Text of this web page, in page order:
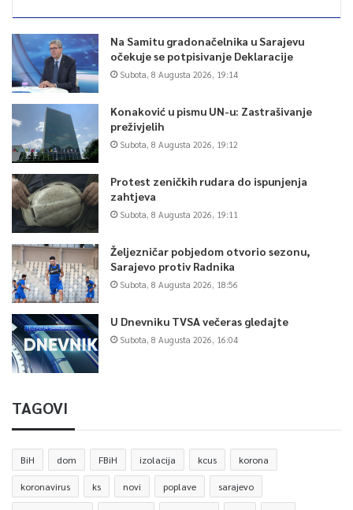
Na Samitu gradonačelnika u Sarajevu
očekuje se potpisivanje Deklaracije
Subota, 8 Augusta 2026, 19:14
Konaković u pismu UN-u: Zastrašivanje
preživjelih
Subota, 8 Augusta 2026, 19:12
Protest zeničkih rudara do ispunjenja
zahtjeva
Subota, 8 Augusta 2026, 19:11
Željezničar pobjedom otvorio sezonu,
Sarajevo protiv Radnika
Subota, 8 Augusta 2026, 18:56
U Dnevniku TVSA večeras gledajte
Subota, 8 Augusta 2026, 16:04
TAGOVI
BiH dom FBiH izolacija kcus korona
koronavirus ks novi poplave sarajevo